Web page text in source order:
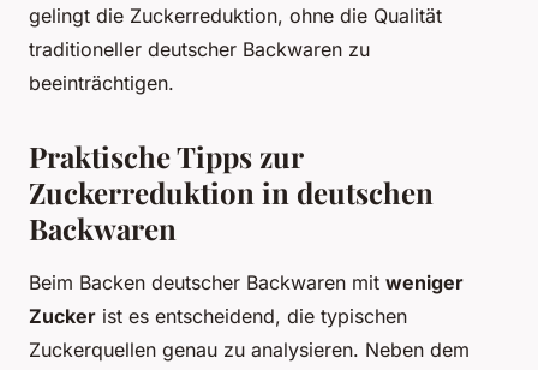
gelingt die Zuckerreduktion, ohne die Qualität
traditioneller deutscher Backwaren zu
beeinträchtigen.
Praktische Tipps zur
Zuckerreduktion in deutschen
Backwaren
Beim Backen deutscher Backwaren mit weniger
Zucker ist es entscheidend, die typischen
Zuckerquellen genau zu analysieren. Neben dem